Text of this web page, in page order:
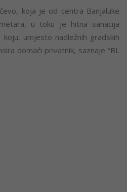
koja je od centra Banjaluke
u toku je hitna sanacija
koju, umjesto nadležnih gradskih
domaći privatnik, saznaje “BL